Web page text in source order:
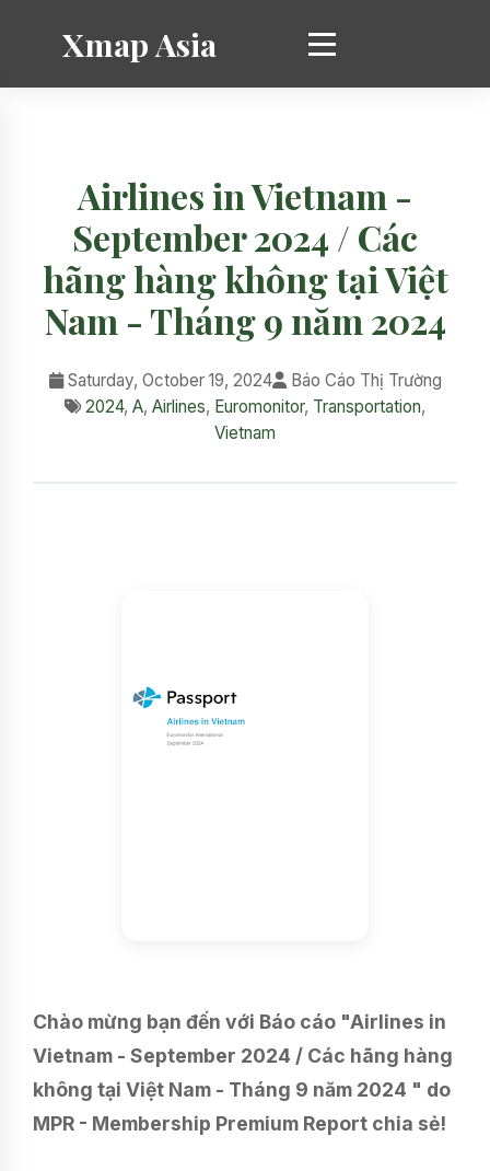
Xmap Asia
Airlines in Vietnam -
September 2024 / Các
hãng hàng không tại Việt
Nam - Tháng 9 năm 2024
Saturday, October 19, 2024
Báo Cáo Thị Trường
2024, A, Airlines, Euromonitor, Transportation,
Vietnam
Chào mừng bạn đến với Báo cáo "Airlines in
Vietnam - September 2024 / Các hãng hàng
không tại Việt Nam - Tháng 9 năm 2024 " do
MPR - Membership Premium Report chia sẻ!